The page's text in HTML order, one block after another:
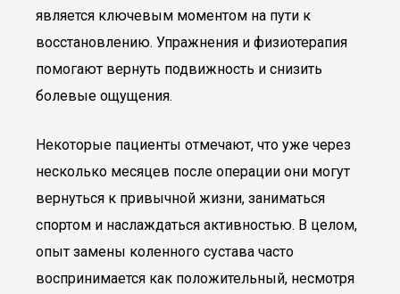
является ключевым моментом на пути к
восстановлению. Упражнения и физиотерапия
помогают вернуть подвижность и снизить
болевые ощущения.
Некоторые пациенты отмечают, что уже через
несколько месяцев после операции они могут
вернуться к привычной жизни, заниматься
спортом и наслаждаться активностью. В целом,
опыт замены коленного сустава часто
воспринимается как положительный, несмотря